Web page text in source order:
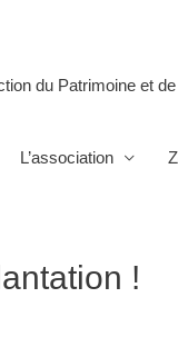
du Patrimoine et
L’association
!